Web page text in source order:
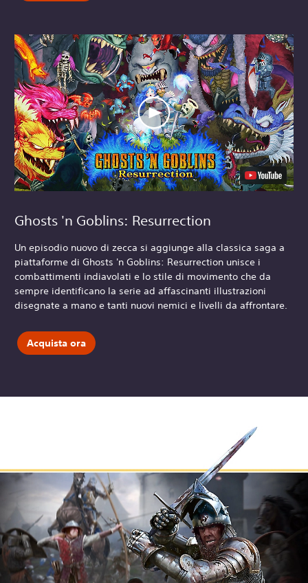
Ghosts 'n Goblins: Resurrection
Un episodio nuovo di zecca si aggiunge alla classica saga a
piattaforme di Ghosts 'n Goblins: Resurrection unisce i
combattimenti indiavolati e lo stile di movimento che da
sempre identificano la serie ad affascinanti illustrazioni
disegnate a mano e tanti nuovi nemici e livelli da affrontare.
Acquista ora